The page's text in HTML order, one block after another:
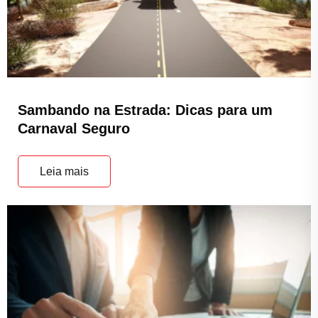
Sambando na Estrada: Dicas para um
Carnaval Seguro
Leia mais